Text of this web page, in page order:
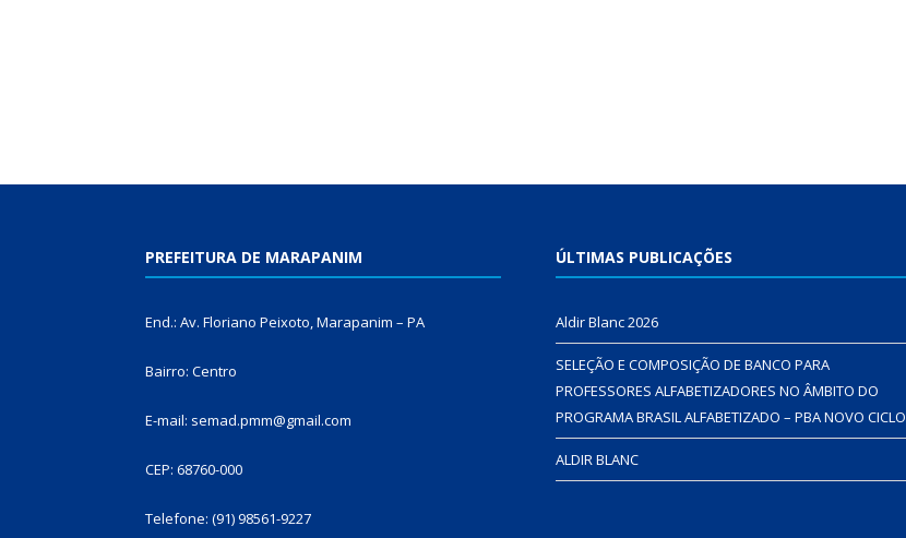
PREFEITURA DE MARAPANIM
End.: Av. Floriano Peixoto, Marapanim – PA
Bairro: Centro
E-mail: semad.pmm@gmail.com
CEP: 68760-000
Telefone: (91) 98561-9227
ÚLTIMAS PUBLICAÇÕES
Aldir Blanc 2026
SELEÇÃO E COMPOSIÇÃO DE BANCO PARA
PROFESSORES ALFABETIZADORES NO ÂMBITO DO
PROGRAMA BRASIL ALFABETIZADO – PBA NOVO CICLO
ALDIR BLANC